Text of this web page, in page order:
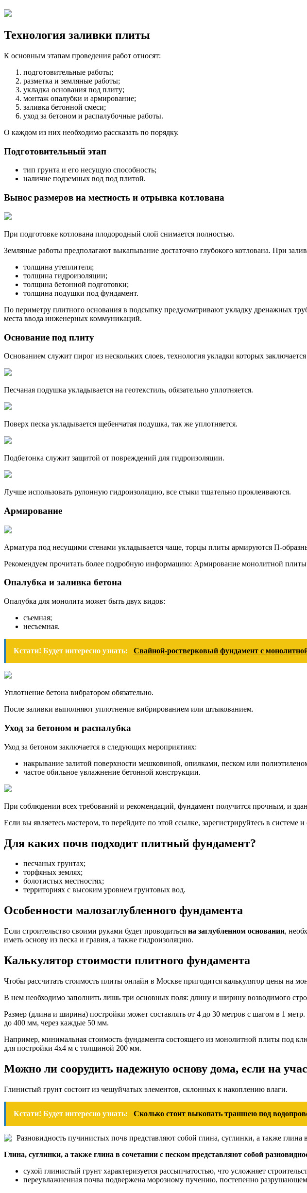
Технология заливки плиты
К основным этапам проведения работ относят:
подготовительные работы;
разметка и земляные работы;
укладка основания под плиту;
монтаж опалубки и армирование;
заливка бетонной смеси;
уход за бетоном и распалубочные работы.
О каждом из них необходимо рассказать по порядку.
Подготовительный этап
тип грунта и его несущую способность;
наличие подземных вод под плитой.
Вынос размеров на местность и отрывка котлована
При подготовке котлована плодородный слой снимается полностью.
Земляные работы предполагают выкапывание достаточно глубокого котлована. При
толщина утеплителя;
толщина гидроизоляции;
толщина бетонной подготовки;
толщина подушки под фундамент.
По периметру плитного основания в подсыпку предусматривают укладку дренажных
места ввода инженерных коммуникаций.
Основание под плиту
Основанием служит пирог из нескольких слоев, технология укладки которых
Песчаная подушка укладывается на геотекстиль, обязательно уплотняется.
Поверх песка укладывается щебенчатая подушка, так же уплотняется.
Подбетонка служит защитой от повреждений для гидроизоляции.
Лучше использовать рулонную гидроизоляцию, все стыки тщательно проклеиваются.
Армирование
Арматура под несущими стенами укладывается чаще, торцы плиты армируются П-
Рекомендуем прочитать более подробную информацию: Армирование монолитной
Опалубка и заливка бетона
Опалубка для монолита может быть двух видов:
съемная;
несъемная.
Кстати! Будет интересно узнать: Свайной-ростверковый фундамент с
Уплотнение бетона вибратором обязательно.
После заливки выполняют уплотнение вибрированием или штыкованием.
Уход за бетоном и распалубка
Уход за бетоном заключается в следующих мероприятиях:
накрывание залитой поверхности мешковиной, опилками, песком или
частое обильное увлажнение бетонной конструкции.
При соблюдении всех требований и рекомендаций, фундамент получится прочным, и
Если вы являетесь мастером, то перейдите по этой ссылке, зарегистрируйтесь в системе
Для каких почв подходит плитный фундамент?
песчаных грунтах;
торфяных землях;
болотистых местностях;
территориях с высоким уровнем грунтовых вод.
Особенности малозаглубленного фундамента
Если строительство своими руками будет проводиться на заглубленном основании,
иметь основу из песка и гравия, а также гидроизоляцию.
Калькулятор стоимости плитного фундамента
Чтобы рассчитать стоимость плиты онлайн в Москве пригодится калькулятор цены на
В нем необходимо заполнить лишь три основных поля: длину и ширину возводимого
Размер (длина и ширина) постройки может составлять от 4 до 30 метров с шагом в 1
до 400 мм, через каждые 50 мм.
Например, минимальная стоимость фундамента состоящего из монолитной плиты под
для постройки 4х4 м с толщиной 200 мм.
Можно ли соорудить надежную основу дома, если на
Глинистый грунт состоит из чешуйчатых элементов, склонных к накоплению влаги.
Кстати! Будет интересно узнать: Сколько стоит выкопать траншею под
Разновидность пучинистых почв представляют собой глина, суглинки, а также глина
Глина, суглинки, а также глина в сочетании с песком представляют собой
сухой глинистый грунт характеризуется рассыпчатостью, что усложняет
переувлажненная почва подвержена морозному пучению, постепенно